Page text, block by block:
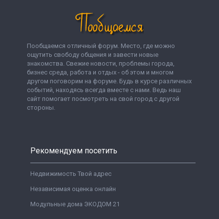
Пообщаемся отличный форум. Место, где можно
ощутить свободу общения и завести новые
знакомства. Свежие новости, проблемы города,
бизнес среда, работа и отдых - об этом и многом
другом поговорим на форуме. Будь в курсе различных
событий, находясь всегда вместе с нами. Ведь наш
сайт помогает посмотреть на свой город с другой
стороны.
Рекомендуем посетить
Недвижимость Твой адрес
Независимая оценка онлайн
Модульные дома ЭКОДОМ 21